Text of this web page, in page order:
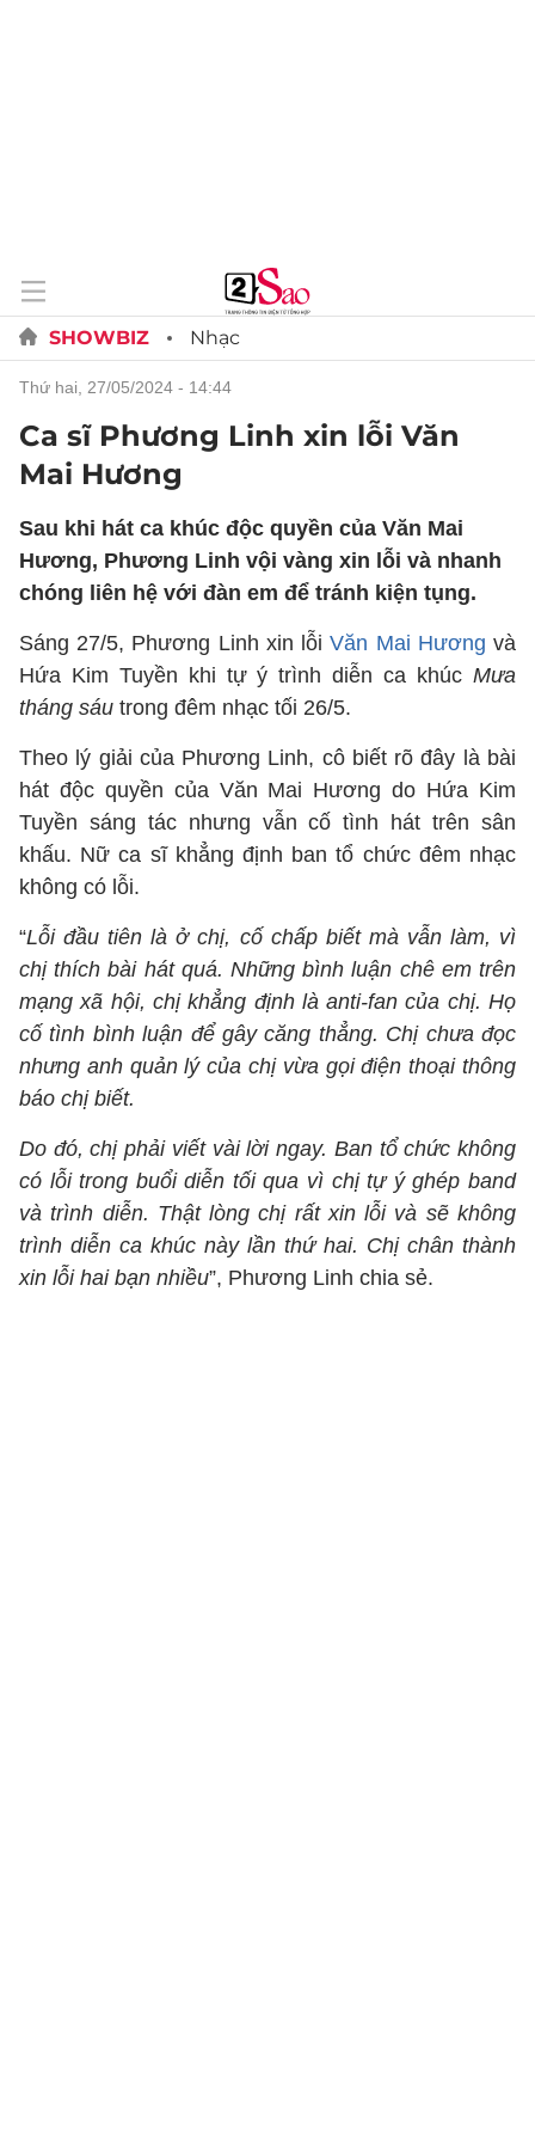
SHOWBIZ Nhạc
thứ hai, 27/05/2024 - 14:44
Ca sĩ Phương Linh xin lỗi Văn
Mai Hương
Sau khi hát ca khúc độc quyền của Văn Mai
Hương, Phương Linh vội vàng xin lỗi và nhanh
chóng liên hệ với đàn em để tránh kiện tụng.
Sáng 27/5, Phương Linh xin lỗiVăn Mai Hương và
Hứa Kim Tuyền khi tự ý trình diễn ca khúc Mưa
tháng sáu trong đêm nhạc tối 26/5.
Theo lý giải của Phương Linh, cô biết rõ đây là bài
hát độc quyền của Văn Mai Hương do Hứa Kim
Tuyền sáng tác nhưng vẫn cố tình hát trên sân
khấu. Nữ ca sĩ khẳng định ban tổ chức đêm nhạc
không có lỗi.
“Lỗi đầu tiên là ở chị, cố chấp biết mà vẫn làm, vì
chị thích bài hát quá. Những bình luận chê em trên
mạng xã hội, chị khẳng định là anti-fan của chị. Họ
cố tình bình luận để gây căng thẳng. Chị chưa đọc
nhưng anh quản lý của chị vừa gọi điện thoại thông
báo chị biết.
Do đó, chị phải viết vài lời ngay. Ban tổ chức không
có lỗi trong buổi diễn tối qua vì chị tự ý ghép band
và trình diễn. Thật lòng chị rất xin lỗi và sẽ không
trình diễn ca khúc này lần thứ hai. Chị chân thành
xin lỗi hai bạn nhiều”, Phương Linh chia sẻ.